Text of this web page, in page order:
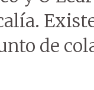
de